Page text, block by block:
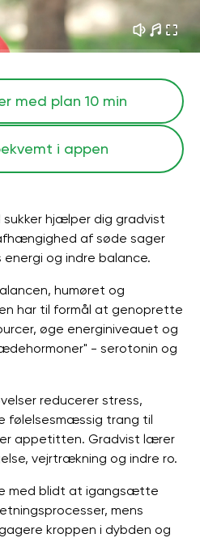
med plan 10 min
i appen
hjælper dig gradvist
af søde sager
og indre balance.
humøret og
har til formål at genoprette
øge energiniveauet og
- serotonin og
reducerer stress,
følelsesmæssig trang til
appetitten. Gradvist lærer
vejrtrækning og indre ro.
med blidt at igangsætte
mens
kroppen i dybden og